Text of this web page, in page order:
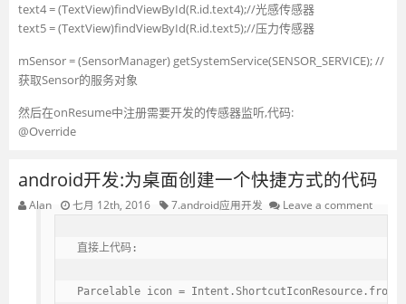
text4 = (TextView)findViewById(R.id.text4);//光感传感器
text5 = (TextView)findViewById(R.id.text5);//压力传感器
mSensor = (SensorManager) getSystemService(SENSOR_SERVICE); //
获取Sensor的服务对象
然后在onResume中注册需要开发的传感器监听,代码:
@Override
android开发:为桌面创建一个快捷方式的代码
Alan 七月 12th, 2016 7.android应用开发 Leave a comment
直接上代码:
Parcelable icon =